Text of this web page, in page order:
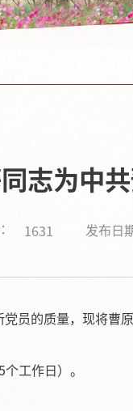
志为中
1631 发布日
员的质量，现将曹
个工作日）。